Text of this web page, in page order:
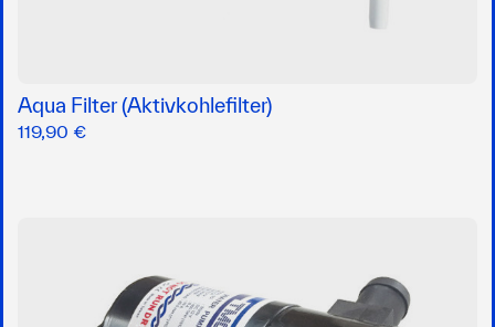
Aqua Filter (Aktivkohlefilter)
119,90 €